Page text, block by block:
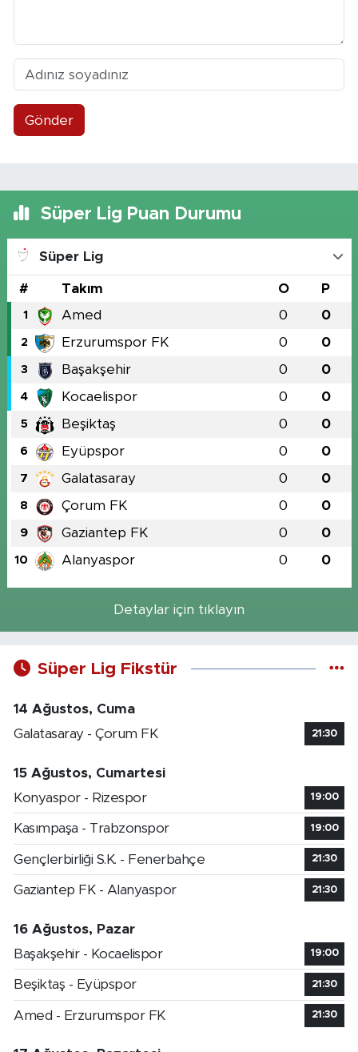
Gönder
Süper Lig Puan Durumu
Süper Lig
# Takım O P
1 Amed 0 0
2 Erzurumspor FK 0 0
3 Başakşehir 0 0
4 Kocaelispor 0 0
5 Beşiktaş 0 0
6 Eyüpspor 0 0
7 Galatasaray 0 0
8 Çorum FK 0 0
9 Gaziantep FK 0 0
10 Alanyaspor 0 0
Detaylar için tıklayın
Süper Lig Fikstür
14 Ağustos, Cuma
Galatasaray - Çorum FK
21:30
15 Ağustos, Cumartesi
Konyaspor - Rizespor
19:00
Kasımpaşa - Trabzonspor 19:00
Gençlerbirliği S.K. - Fenerbahçe 21:30
Gaziantep FK - Alanyaspor 21:30
16 Ağustos, Pazar
Başakşehir - Kocaelispor
19:00
Beşiktaş - Eyüpspor 21:30
Amed - Erzurumspor FK 21:30